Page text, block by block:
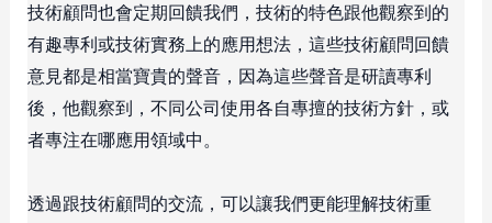
技術顧問也會定期回饋我們，技術的特色跟他觀察到的
有趣專利或技術實務上的應用想法，這些技術顧問回饋
意見都是相當寶貴的聲音，因為這些聲音是研讀專利
後，他觀察到，不同公司使用各自專擅的技術方針，或
者專注在哪應用領域中。
透過跟技術顧問的交流，可以讓我們更能理解技術重